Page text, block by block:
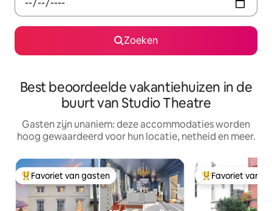
Zoeken
Best beoordeelde vakantiehuizen in de
buurt van Studio Theatre
Gasten zijn unaniem: deze accommodaties worden
hoog gewaardeerd voor hun locatie, netheid en meer.
Topfavoriet van gasten
Favoriet van gasten Topfavoriet van
Favoriet van